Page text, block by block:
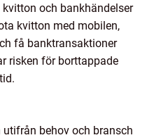
och bankhändelser
kvitton med mobilen,
få banktransaktioner
risken för borttappade
behov och bransch